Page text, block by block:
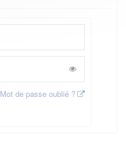
Mot de passe oublié ?